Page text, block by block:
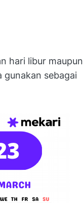
hari libur maupun
gunakan sebagai